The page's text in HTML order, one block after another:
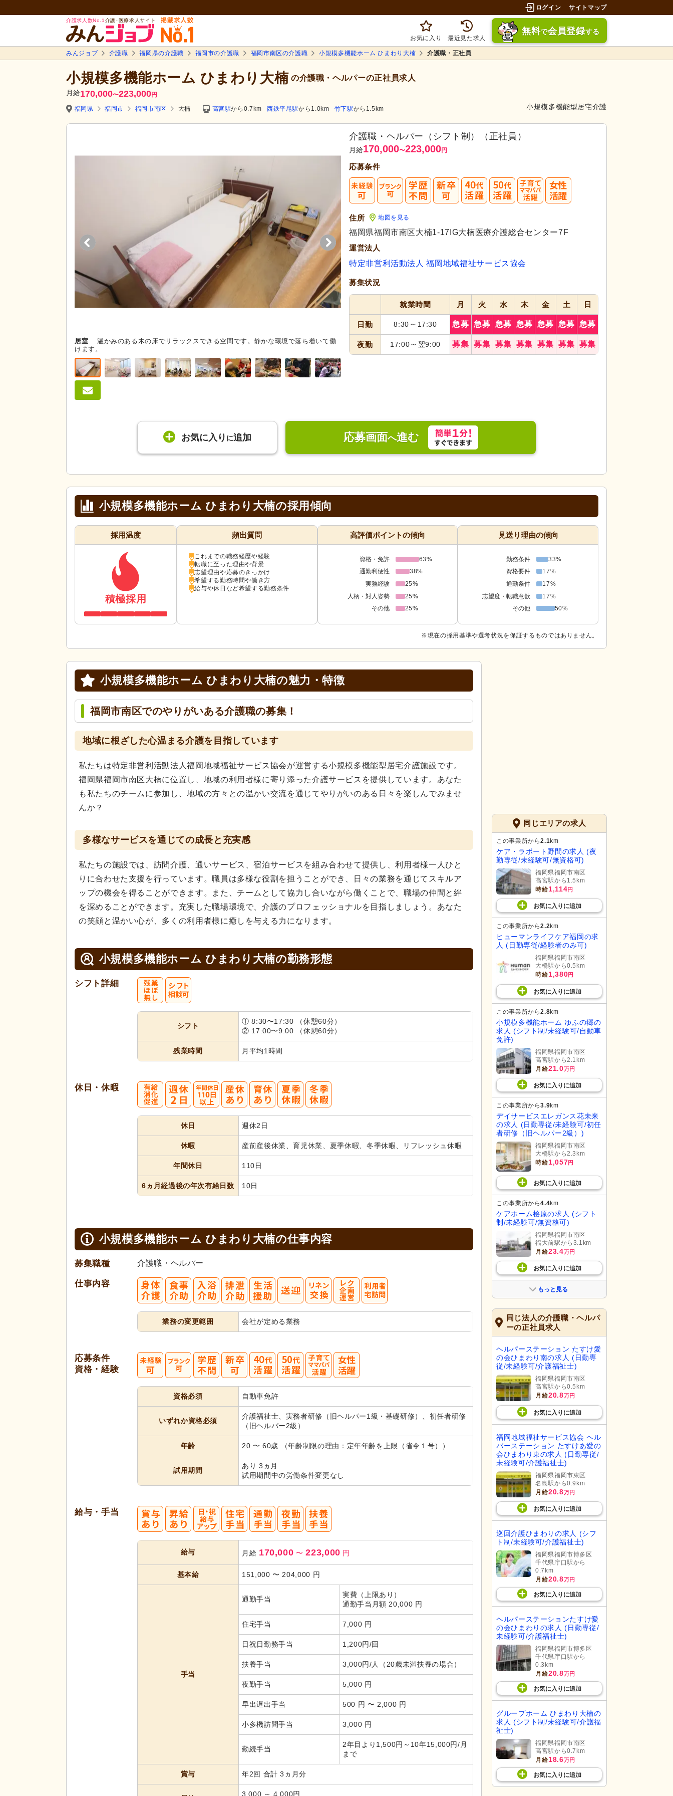
ログイン サイトマップ
介護求人数No.1 介護･医療求人サイト
お気に入り 最近見た求人
無料で会員登録する
みんジョブ 介護職 福岡県の介護職 福岡市の介護職 福岡市南区の介護職 小規模多機能ホーム ひまわり大楠 介護職・正社員
小規模多機能ホーム ひまわり大楠 の介護職・ヘルパーの正社員求人
月給170,000〜223,000円
小規模多機能型居宅介護
福岡県 福岡市 福岡市南区 大楠 高宮駅から0.7km 西鉄平尾駅から1.0km 竹下駅から1.5km
居室
温かみのある木の床でリラックスできる空間です。静かな環境で落ち着いて働
けます。
自然光がたっぷりと差し込む浴槽は、利便性を重視した設計になっています。
介護職・ヘルパー（シフト制）（正社員）
月給170,000〜223,000円
応募条件
住所 地図を見る
福岡県福岡市南区大楠1-17IG大楠医療介護総合センター7F
運営法人
特定非営利活動法人 福岡地域福祉サービス協会
募集状況
就業時間 月 火 水 木 金 土 日
日勤 8:30 ～ 17:30 急募 急募 急募 急募 急募 急募 急募
夜勤 17:00～ 翌9:00 募集 募集 募集 募集 募集 募集 募集
お気に入り に追加 応募画面へ進む
小規模多機能ホーム ひまわり大楠の採用傾向
採用温度
積極採用
頻出質問
これまでの職務経歴や経験
転職に至った理由や背景
志望理由や応募のきっかけ
希望する勤務時間や働き方
給与や休日など希望する勤務条件
高評価ポイントの傾向
資格・免許
63%
通勤利便性
38%
実務経験
25%
人柄・対人姿勢
25%
その他
25%
見送り理由の傾向
勤務条件
33%
資格要件
17%
通勤条件
17%
志望度・転職意欲
17%
その他
50%
※現在の採用基準や選考状況を保証するものではありません。
小規模多機能ホーム ひまわり大楠の魅力・特徴
福岡市南区でのやりがいある介護職の募集！
地域に根ざした心温まる介護を目指しています
私たちは特定非営利活動法人福岡地域福祉サービス協会が運営する小規模多機能型居宅介護施設です。
福岡県福岡市南区大楠に位置し、地域の利用者様に寄り添った介護サービスを提供しています。あなた
も私たちのチームに参加し、地域の方々との温かい交流を通じてやりがいのある日々を楽しんでみませ
んか？
多様なサービスを通じての成長と充実感
私たちの施設では、訪問介護、通いサービス、宿泊サービスを組み合わせて提供し、利用者様一人ひと
りに合わせた支援を行っています。職員は多様な役割を担うことができ、日々の業務を通じてスキルア
ップの機会を得ることができます。また、チームとして協力し合いながら働くことで、職場の仲間と絆
を深めることができます。充実した職場環境で、介護のプロフェッショナルを目指しましょう。あなた
の笑顔と温かい心が、多くの利用者様に癒しを与える力になります。
小規模多機能ホーム ひまわり大楠の勤務形態
シフト詳細
シフト
① 8:30〜17:30 （休憩60分）
② 17:00〜9:00 （休憩60分）
残業時間 月平均1時間
休日・休暇
休日 週休2日
休暇 産前産後休業、育児休業、夏季休暇、冬季休暇、リフレッシュ休暇
年間休日 110日
6ヵ月経過後の年次有給日数 10日
小規模多機能ホーム ひまわり大楠の仕事内容
募集職種 介護職・ヘルパー
仕事内容
業務の変更範囲 会社が定める業務
応募条件
資格・経験
資格必須 自動車免許
いずれか資格必須
介護福祉士、実務者研修（旧ヘルパー1級・基礎研修）、初任者研修
（旧ヘルパー2級）
年齢 20 〜 60歳 （年齢制限の理由：定年年齢を上限（省令１号））
試用期間
あり 3ヵ月
試用期間中の労働条件変更なし
給与・手当
給与 月給 170,000 〜 223,000 円
基本給 151,000 〜 204,000 円
手当
通勤手当
実費（上限あり）
通勤手当月額 20,000 円
住宅手当 7,000 円
日祝日勤務手当 1,200円/回
扶養手当 3,000円/人（20歳未満扶養の場合）
夜勤手当 5,000 円
早出遅出手当 500 円 〜 2,000 円
小多機訪問手当 3,000 円
勤続手当
2年目より1,500円～10年15,000円/月
まで
賞与 年2回 合計 3ヵ月分
3,000 ～ 4,000円
同じエリアの求人
この事業所から2.1km
ケア・ラポート野間の求人 (夜
勤専従/未経験可/無資格可)
福岡県福岡市南区
高宮駅から1.5km
時給1,114円
お気に入り に追加
この事業所から2.2km
ヒューマンライフケア福岡の求
人 (日勤専従/経験者のみ可)
福岡県福岡市南区
大橋駅から0.5km
時給1,380円
お気に入り に追加
この事業所から2.8km
小規模多機能ホーム ゆふの郷の
求人 (シフト制/未経験可/自動車
免許)
福岡県福岡市南区
高宮駅から2.1km
月給21.0万円
お気に入り に追加
この事業所から3.9km
デイサービスエレガンス花未来
の求人 (日勤専従/未経験可/初任
者研修（旧ヘルパー2級）)
福岡県福岡市南区
大橋駅から2.3km
時給1,057円
お気に入り に追加
この事業所から4.4km
ケアホーム桧原の求人 (シフト
制/未経験可/無資格可)
福岡県福岡市南区
福大前駅から3.1km
月給23.4万円
お気に入り に追加
もっと見る
同じ法人の介護職・ヘルパ
ーの正社員求人
ヘルパーステーション たすけ愛
の会ひまわり南の求人 (日勤専
従/未経験可/介護福祉士)
福岡県福岡市南区
高宮駅から0.5km
月給20.8万円
お気に入り に追加
福岡地域福祉サービス協会 ヘル
パーステーション たすけあ愛の
会ひまわり東の求人 (日勤専従/
未経験可/介護福祉士)
福岡県福岡市東区
名島駅から0.9km
月給20.8万円
お気に入り に追加
巡回介護ひまわりの求人 (シフ
ト制/未経験可/介護福祉士)
福岡県福岡市博多区
千代県庁口駅から
0.7km
月給20.8万円
お気に入り に追加
ヘルパーステーションたすけ愛
の会ひまわりの求人 (日勤専従/
未経験可/介護福祉士)
福岡県福岡市博多区
千代県庁口駅から
0.3km
月給20.8万円
お気に入り に追加
グループホーム ひまわり大楠の
求人 (シフト制/未経験可/介護福
祉士)
福岡県福岡市南区
高宮駅から0.7km
月給18.6万円
お気に入り に追加